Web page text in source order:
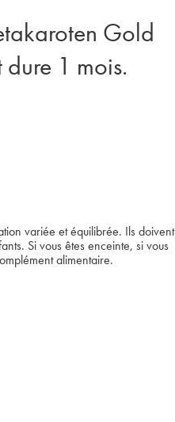
Gold
1 mois.
variée et équilibrée. Ils doivent
Si vous êtes enceinte, si vous
alimentaire.